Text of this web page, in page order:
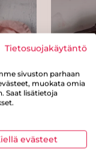
Tietosuojakäytäntö
sivuston parhaan
muokata omia
Saat lisätietoja
evästeet